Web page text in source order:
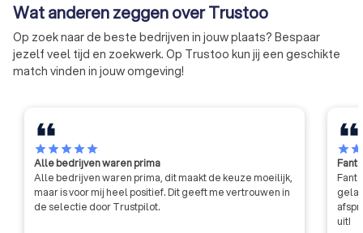
betekent dat ze
eigen gang kunnen
moeten voldoen
Wat anderen zeggen over Trustoo
Op zoek naar de beste bedrijven in jouw plaats? Bespaar
jezelf veel tijd en zoekwerk. Op Trustoo kun jij een geschikte
match vinden in jouw omgeving!
starstarstarstarstar
Alle bedrijven waren prima
Alle bedrijven waren prima, dit maakt de keuze moeilijk,
maar is voor mij heel positief. Dit geeft me vertrouwen in
de selectie door Trustpilot.
starstar
uit!